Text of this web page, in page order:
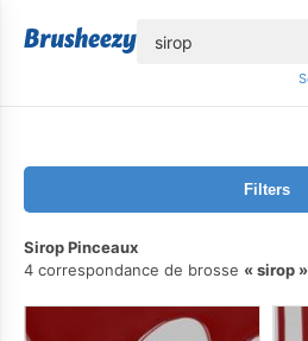
Filters
Sirop Pinceaux
4 correspondance de brosse
sirop